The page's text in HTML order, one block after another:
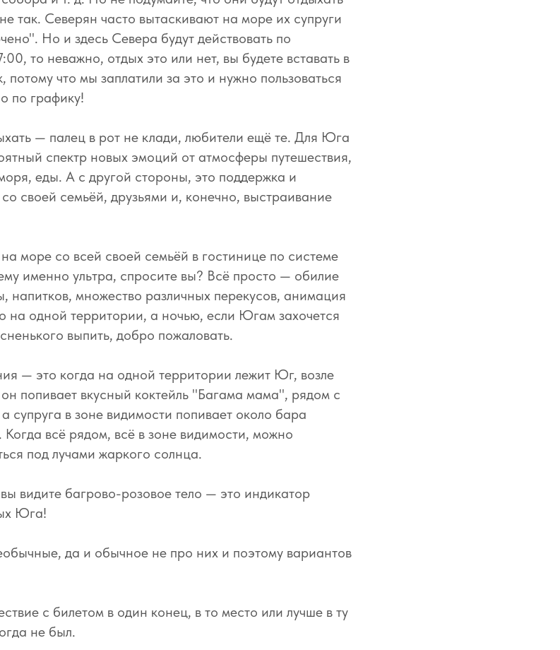
так. Северян часто вытаскивают на море их супруги
Но и здесь Севера будут действовать по
то неважно, отдых это или нет, вы будете вставать в
что мы заплатили за это и нужно пользоваться
по графику!
— палец в рот не клади, любители ещё те. Для Юга
спектр новых эмоций от атмосферы путешествия,
еды. А с другой стороны, это поддержка и
своей семьёй, друзьями и, конечно, выстраивание
море со всей своей семьёй в гостинице по системе
именно ультра, спросите вы? Всё просто — обилие
напитков, множество различных перекусов, анимация
на одной территории, а ночью, если Югам захочется
выпить, добро пожаловать.
— это когда на одной территории лежит Юг, возле
попивает вкусный коктейль "Багама мама", рядом с
супруга в зоне видимости попивает около бара
всё рядом, всё в зоне видимости, можно
под лучами жаркого солнца.
видите багрово-розовое тело — это индикатор
Юга!
да и обычное не про них и поэтому вариантов
с билетом в один конец, в то место или лучше в ту
не был.